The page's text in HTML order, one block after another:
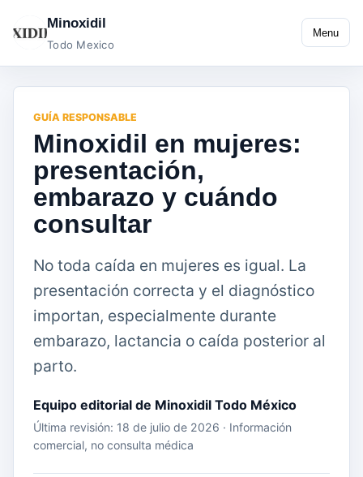
Minoxidil
Todo Mexico
Menu
GUÍA RESPONSABLE
Minoxidil en mujeres:
presentación,
embarazo y cuándo
consultar
No toda caída en mujeres es igual. La
presentación correcta y el diagnóstico
importan, especialmente durante
embarazo, lactancia o caída posterior al
parto.
Equipo editorial de Minoxidil Todo México
Última revisión: 18 de julio de 2026 · Información
comercial, no consulta médica